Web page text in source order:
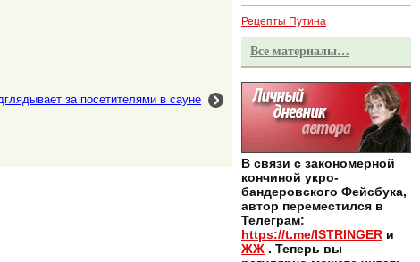
за посетителями в сауне
Рецепты Путина
Все материалы…
В связи с закономерной
кончиной укро-
бандеровского Фейсбука,
автор переместился в
Телеграм:
https://t.me/ISTRINGER и
ЖЖ . Теперь вы